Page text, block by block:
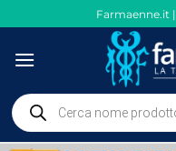
ai
contenuti
Farmaenne.it
Ricerca
prodotti